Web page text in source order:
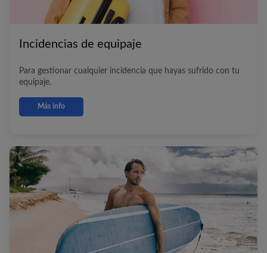
Incidencias de equipaje
Para gestionar cualquier incidencia que hayas sufrido con tu
equipaje.
Más info